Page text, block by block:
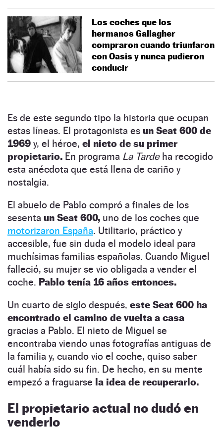
Los coches que los
hermanos Gallagher
compraron cuando triunfaron
con Oasis y nunca pudieron
conducir
Es de este segundo tipo la historia que ocupan
estas líneas. El protagonista es un Seat 600 de
1969 y, el héroe, el nieto de su primer
propietario. En programa La Tardeha recogido
esta anécdota que está llena de cariño y
nostalgia.
El abuelo de Pablo compró a finales de los
sesenta un Seat 600, uno de los coches que
motorizaron España. Utilitario, práctico y
accesible, fue sin duda el modelo ideal para
muchísimas familias españolas. Cuando Miguel
falleció, su mujer se vio obligada a vender el
coche. Pablo tenía 16 años entonces.
Un cuarto de siglo después, este Seat 600 ha
encontrado el camino de vuelta a casa
gracias a Pablo. El nieto de Miguel se
encontraba viendo unas fotografías antiguas de
la familia y, cuando vio el coche, quiso saber
cuál había sido su fin. De hecho, en su mente
empezó a fraguarse la idea de recuperarlo.
El propietario actual no dudó en
venderlo